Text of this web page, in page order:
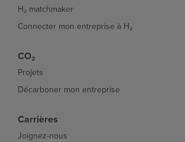
H₂ matchmaker
Connecter mon entreprise à H₂
CO₂
Projets
Décarboner mon entreprise
Carrières
Joignez-nous